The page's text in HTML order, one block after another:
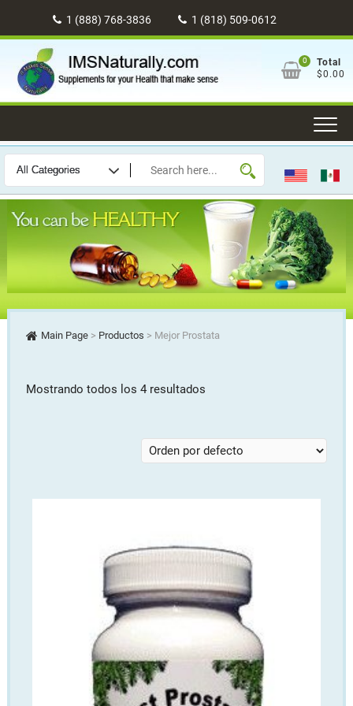
1 (888) 768-3836 1 (818) 509-0612
0
Total
$0.00
Main Page> Productos > Mejor Prostata
Mostrando todos los 4 resultados